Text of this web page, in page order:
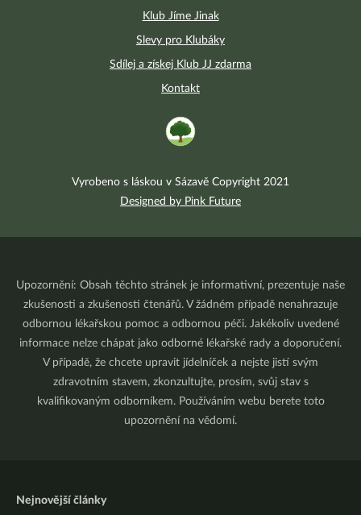
Klub Jíme Jinak
Slevy pro Klubáky
Sdílej a získej Klub JJ zdarma
Kontakt
Vyrobeno s láskou v Sázavě Copyright 2021
Designed by Pink Future
Upozornění: Obsah těchto stránek je informativní, prezentuje naše
zkušenosti a zkušenosti čtenářů. V žádném případě nenahrazuje
odbornou lékařskou pomoc a odbornou péči. Jakékoliv uvedené
informace nelze chápat jako odborné lékařské rady a doporučení.
V případě, že chcete upravit jídelníček a nejste jistí svým
zdravotním stavem, zkonzultujte, prosím, svůj stav s
kvalifikovaným odborníkem. Používáním webu berete toto
upozornění na vědomí.
Nejnovější články